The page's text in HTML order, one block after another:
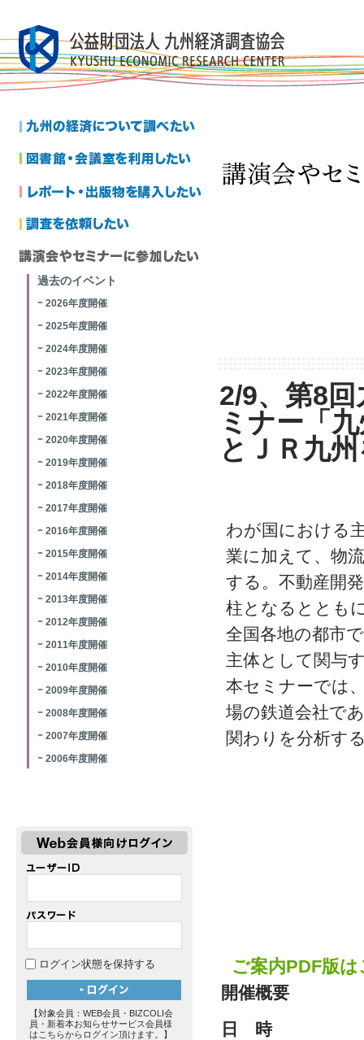
2/9、第8
ミナー「
とＪＲ九
わが国における
業に加えて、物
する。不動産開
柱となるととも
全国各地の都市
主体として関与
本セミナーでは
場の鉄道会社で
関わりを分析す
ご案内PDF版
開催概要
日 時
過去のイベント
2026年度開催
2025年度開催
2024年度開催
2023年度開催
2022年度開催
2021年度開催
2020年度開催
2019年度開催
2018年度開催
2017年度開催
2016年度開催
2015年度開催
2014年度開催
2013年度開催
2012年度開催
2011年度開催
2010年度開催
2009年度開催
2008年度開催
2007年度開催
2006年度開催
ログイン状態を保持する
【対象会員：WEB会員・BIZCOLI会
員・新着本お知らせサービス会員様
はこちらからログイン頂けます。】